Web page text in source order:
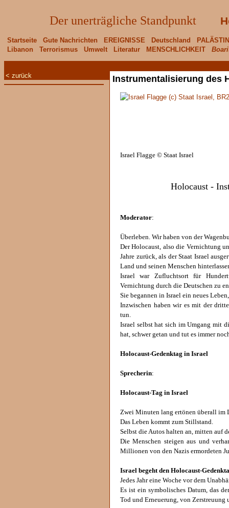
Der unerträgliche Standpunkt
Startseite Gute Nachrichten EREIGNISSE Deutschland
Libanon
Terrorismus Umwelt Literatur MENSCHLICHKEIT
< zurück Instrumentalisierung des
Israel Flagge © Staat Israel
Holocaust -
Moderator:
Überleben. Wir haben von der
Der Holocaust, also die Vernichtung
Jahre zurück, als der Staat Israel
Land und seinen Menschen
Israel war Zufluchtsort für
Vernichtung durch die Deutschen zu
Sie begannen in Israel ein neues
Inzwischen haben wir es mit der
tun.
Israel selbst hat sich im Umgang mit
hat, schwer getan und tut es immer
Holocaust-Gedenktag in Israel
Sprecherin:
Holocaust-Tag in Israel
Zwei Minuten lang ertönen überall im
Das Leben kommt zum Stillstand.
Selbst die Autos halten an, mitten auf
Die Menschen steigen aus und
Millionen von den Nazis ermordeten
Israel begeht den Holocaust-
Jedes Jahr eine Woche vor dem
Es ist ein symbolisches Datum, das
Tod und Erneuerung, von Zerstreuung